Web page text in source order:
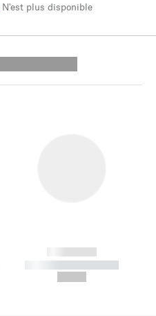
N'est plus disponible
------------
----------- -----------